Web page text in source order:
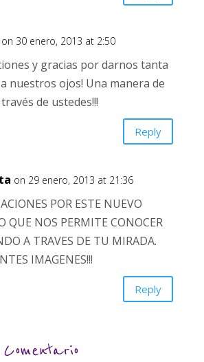
on 30 enero, 2013 at 2:50
y gracias por darnos tanta
nuestros ojos! Una manera de
de ustedes!!!
Reply
on 29 enero, 2013 at 21:36
POR ESTE NUEVO
QUE NOS PERMITE CONOCER
A TRAVES DE TU MIRADA.
IMAGENES!!!
Reply